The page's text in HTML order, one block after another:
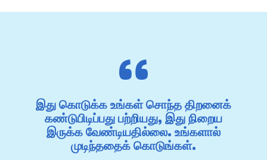
இது கொடுக்க உங்கள் சொந்த திறனைக்
கண்டுபிடிப்பது பற்றியது, இது நிறைய
இருக்க வேண்டியதில்லை. உங்களால்
முடிந்ததைக் கொடுங்கள்.